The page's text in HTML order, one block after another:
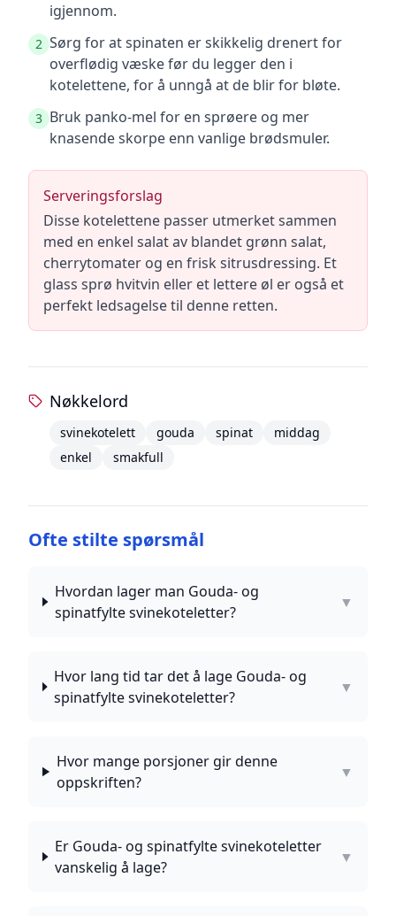
igjennom.
2 Sørg for at spinaten er skikkelig drenert for
overflødig væske før du legger den i
kotelettene, for å unngå at de blir for bløte.
3 Bruk panko-mel for en sprøere og mer
knasende skorpe enn vanlige brødsmuler.
Serveringsforslag
Disse kotelettene passer utmerket sammen
med en enkel salat av blandet grønn salat,
cherrytomater og en frisk sitrusdressing. Et
glass sprø hvitvin eller et lettere øl er også et
perfekt ledsagelse til denne retten.
Nøkkelord
svinekotelett gouda spinat
middag
enkel
smakfull
Ofte stilte spørsmål
Hvordan lager man Gouda- og
spinatfylte svinekoteletter?
▼
Hvor lang tid tar det å lage Gouda- og
spinatfylte svinekoteletter?
▼
Hvor mange porsjoner gir denne
oppskriften?
▼
Er Gouda- og spinatfylte svinekoteletter
vanskelig å lage?
▼